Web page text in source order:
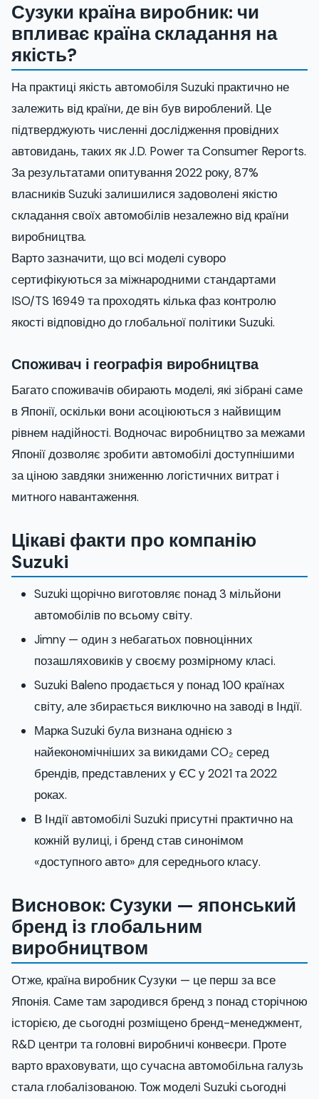
Сузуки країна виробник: чи
впливає країна складання на
якість?
На практиці якість автомобіля Suzuki практично не
залежить від країни, де він був вироблений. Це
підтверджують численні дослідження провідних
автовидань, таких як J.D. Power та Consumer Reports.
За результатами опитування 2022 року, 87%
власників Suzuki залишилися задоволені якістю
складання своїх автомобілів незалежно від країни
виробництва.
Варто зазначити, що всі моделі суворо
сертифікуються за міжнародними стандартами
ISO/TS 16949 та проходять кілька фаз контролю
якості відповідно до глобальної політики Suzuki.
Споживач і географія виробництва
Багато споживачів обирають моделі, які зібрані саме
в Японії, оскільки вони асоціюються з найвищим
рівнем надійності. Водночас виробництво за межами
Японії дозволяє зробити автомобілі доступнішими
за ціною завдяки зниженню логістичних витрат і
митного навантаження.
Цікаві факти про компанію
Suzuki
Suzuki щорічно виготовляє понад 3 мільйони
автомобілів по всьому світу.
Jimny — один з небагатьох повноцінних
позашляховиків у своєму розмірному класі.
Suzuki Baleno продається у понад 100 країнах
світу, але збирається виключно на заводі в Індії.
Марка Suzuki була визнана однією з
найекономічніших за викидами CO₂ серед
брендів, представлених у ЄС у 2021 та 2022
роках.
В Індії автомобілі Suzuki присутні практично на
кожній вулиці, і бренд став синонімом
«доступного авто» для середнього класу.
Висновок: Сузуки — японський
бренд із глобальним
виробництвом
Отже, країна виробник Сузуки — це перш за все
Японія. Саме там зародився бренд з понад сторічною
історією, де сьогодні розміщено бренд-менеджмент,
R&D центри та головні виробничі конвеєри. Проте
варто враховувати, що сучасна автомобільна галузь
стала глобалізованою. Тож моделі Suzuki сьогодні